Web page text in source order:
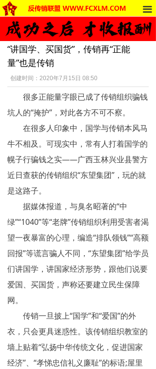
끀
首页
法律法规
反传销动态
受害者讲述
反传销杂谈
死人事件
传销的种类
南派传销
北派传销
精神传销
求助专区
大学生专栏
传销骗术
相关处罚
传销案例
“讲国学、买国货”，传销再“正能
量”也是传销
创建时间： 2020年7月15日 08:50
很多正能量字眼已成了传销组织骗钱
坑人的“掩护”，对此各方不可不察。
在很多人印象中，国学与传销本风马
牛不相及。可现实中，常有人打着国学的
幌子行骗钱之实——广西玉林兴业县警方
近日查获的传销组织“东望集团”，玩的就
是这路子。
据媒体报道，与臭名昭著的“中
绿”“1040”等“老牌”传销组织利用受害者渴
望一夜暴富的心理，编造“排队领钱”“高额
回报”等谎言骗人不同，“东望集团”给学员
们讲国学，讲国家经济形势，跟他们说要
爱国、买国货，声称还要建立民生保障
网。
传销一旦披上“国学”和“爱国”的外
衣，只会更具迷惑性。该传销组织教室的
墙上贴着“弘扬中华传统文化，促进国家
经济”、“孝悌忠信礼义廉耻”的标语;屋里